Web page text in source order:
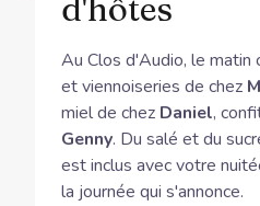
d'hôtes
Au Clos d'Audio, le matin
et viennoiseries de chez
miel de chez Daniel,
Genny. Du salé et du
est inclus avec votre
la journée qui s'annonce.